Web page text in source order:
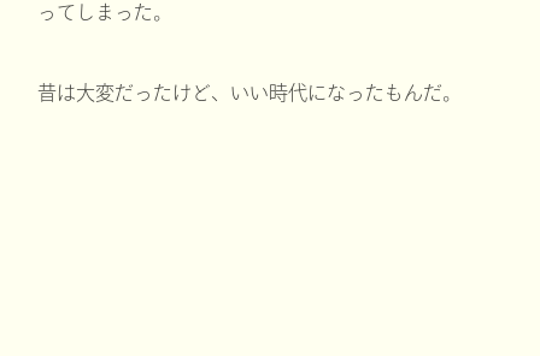
ってしまった。
昔は大変だったけど、いい時代になったもんだ。